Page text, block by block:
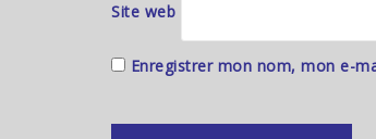
Site web
Enregistrer mon nom, mon e-